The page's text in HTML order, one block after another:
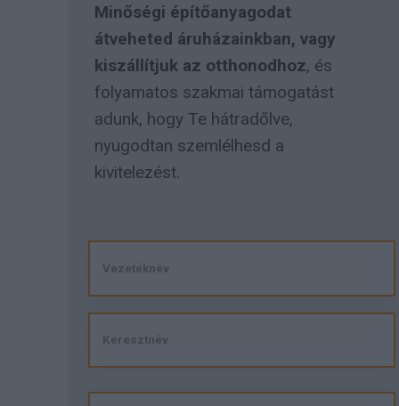
Minőségi építőanyagodat
átveheted áruházainkban, vagy
kiszállítjuk az otthonodhoz, és
folyamatos szakmai támogatást
adunk, hogy Te hátradőlve,
nyugodtan szemlélhesd a
kivitelezést.